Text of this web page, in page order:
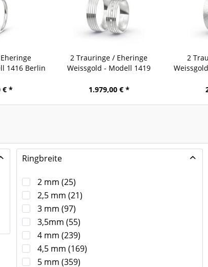
1416 Berlin
€ *
2 Trauringe / Eheringe
Weissgold - Modell 1419
1.979,00 € *
2
Ringbreite
2 mm (25)
2,5 mm (21)
3 mm (97)
3,5mm (55)
4 mm (239)
4,5 mm (169)
5 mm (359)